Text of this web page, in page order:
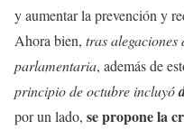
y aumentar la prevención y
Ahora bien, tras
parlamentaria, además de
principio de octubre incluyó
por un lado, se propone la